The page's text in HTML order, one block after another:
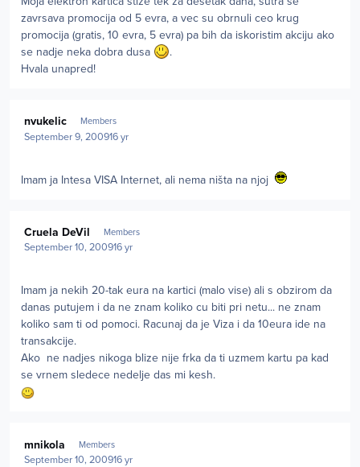
zavrsava promocija od 5 evra, a vec su obrnuli ceo krug
promocija (gratis, 10 evra, 5 evra) pa bih da iskoristim akciju ako
se nadje neka dobra dusa
.
Hvala unapred!
nvukelic Members
September 9, 200916 yr
Imam ja Intesa VISA Internet, ali nema ništa na njoj
Cruela DeVil Members
September 10, 200916 yr
Imam ja nekih 20-tak eura na kartici (malo vise) ali s obzirom da
danas putujem i da ne znam koliko cu biti pri netu... ne znam
koliko sam ti od pomoci. Racunaj da je Viza i da 10eura ide na
transakcije.
Ako ne nadjes nikoga blize nije frka da ti uzmem kartu pa kad
se vrnem sledece nedelje das mi kesh.
mnikola Members
September 10, 200916 yr